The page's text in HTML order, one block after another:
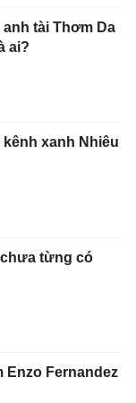
anh tài Thơm Da
ai?
xanh Nhiêu
từng có
Enzo Fernandez